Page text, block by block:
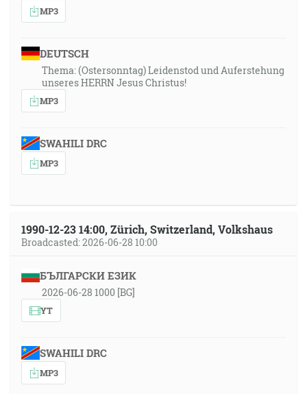
MP3
DEUTSCH
Thema: (Ostersonntag) Leidenstod und Auferstehung
unseres HERRN Jesus Christus!
MP3
SWAHILI DRC
MP3
1990-12-23 14:00, Zürich, Switzerland, Volkshaus
Broadcasted: 2026-06-28 10:00
БЪЛГАРСКИ ЕЗИК
2026-06-28 1000 [BG]
YT
SWAHILI DRC
MP3